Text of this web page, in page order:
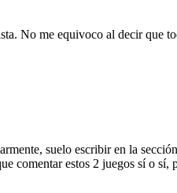
No me equivoco al decir que
suelo escribir en la
comentar estos 2 juegos sí o